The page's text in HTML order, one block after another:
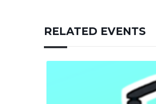
RELATED EVENTS